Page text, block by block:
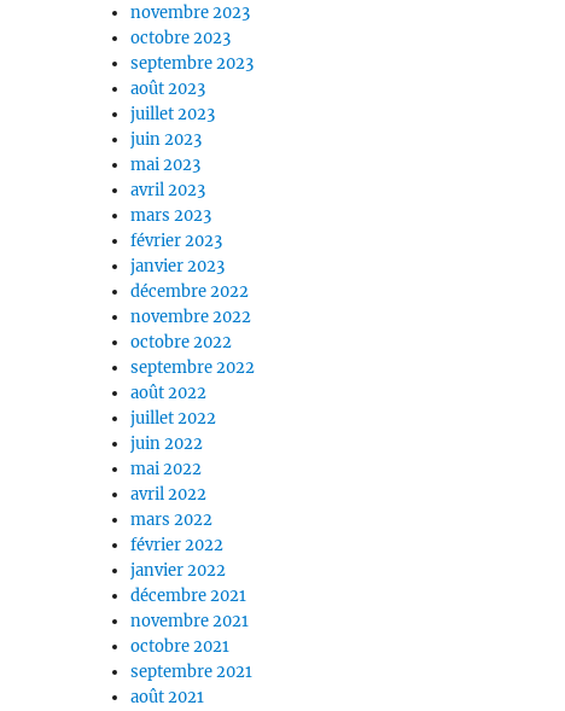
novembre 2023
octobre 2023
septembre 2023
août 2023
juillet 2023
juin 2023
mai 2023
avril 2023
mars 2023
février 2023
janvier 2023
décembre 2022
novembre 2022
octobre 2022
septembre 2022
août 2022
juillet 2022
juin 2022
mai 2022
avril 2022
mars 2022
février 2022
janvier 2022
décembre 2021
novembre 2021
octobre 2021
septembre 2021
août 2021